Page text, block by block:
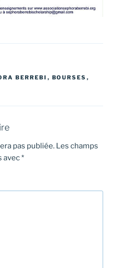
BERREBI , BOURSES ,
pas publiée. Les champs
avec*